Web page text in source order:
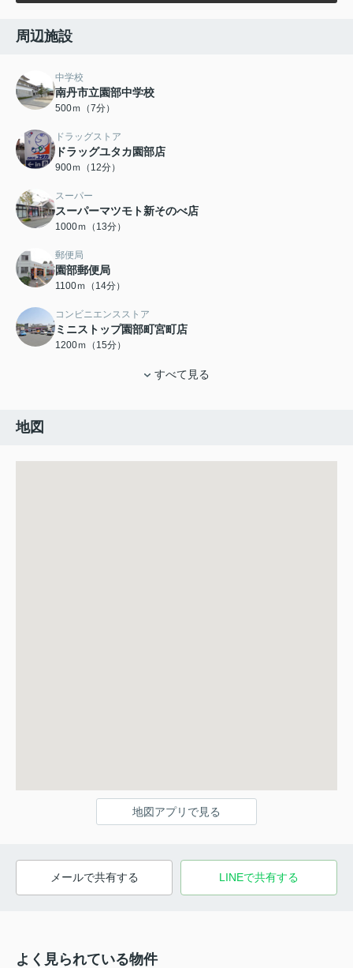
周辺施設
中学校
南丹市立園部中学校
500ｍ（7分）
ドラッグストア
ドラッグユタカ園部店
900ｍ（12分）
スーパー
スーパーマツモト新そのべ店
1000ｍ（13分）
郵便局
園部郵便局
1100ｍ（14分）
コンビニエンスストア
ミニストップ園部町宮町店
1200ｍ（15分）
すべて見る
地図
地図アプリで見る
メールで共有する LINEで共有する
よく見られている物件